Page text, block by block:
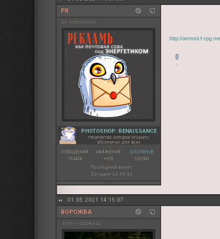
PR
pr компания
PHOTOSHOP: RENAISSANCE
творчество, которое открыто
абсолютно для всех
СООБЩЕНИЙ:
134438
УВАЖЕНИЕ:
+109
ФЛОРИНОВ:
100500
Последний визит:
Сегодня 14:49:10
http://armoni.f-
0
01.05.2021 14:15:07
ВОРОЖБА
зубы чудовищ